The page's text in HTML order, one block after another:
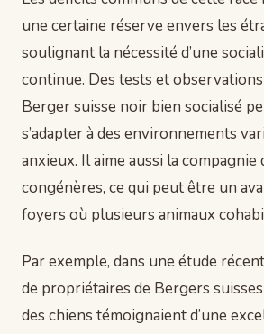
une certaine réserve envers les
soulignant la nécessité d’une
continue. Des tests et
Berger suisse noir bien socialisé
s’adapter à des environnements
anxieux. Il aime aussi la compagnie
congénères, ce qui peut être un
foyers où plusieurs animaux
Par exemple, dans une étude
de propriétaires de Bergers
des chiens témoignaient d’une